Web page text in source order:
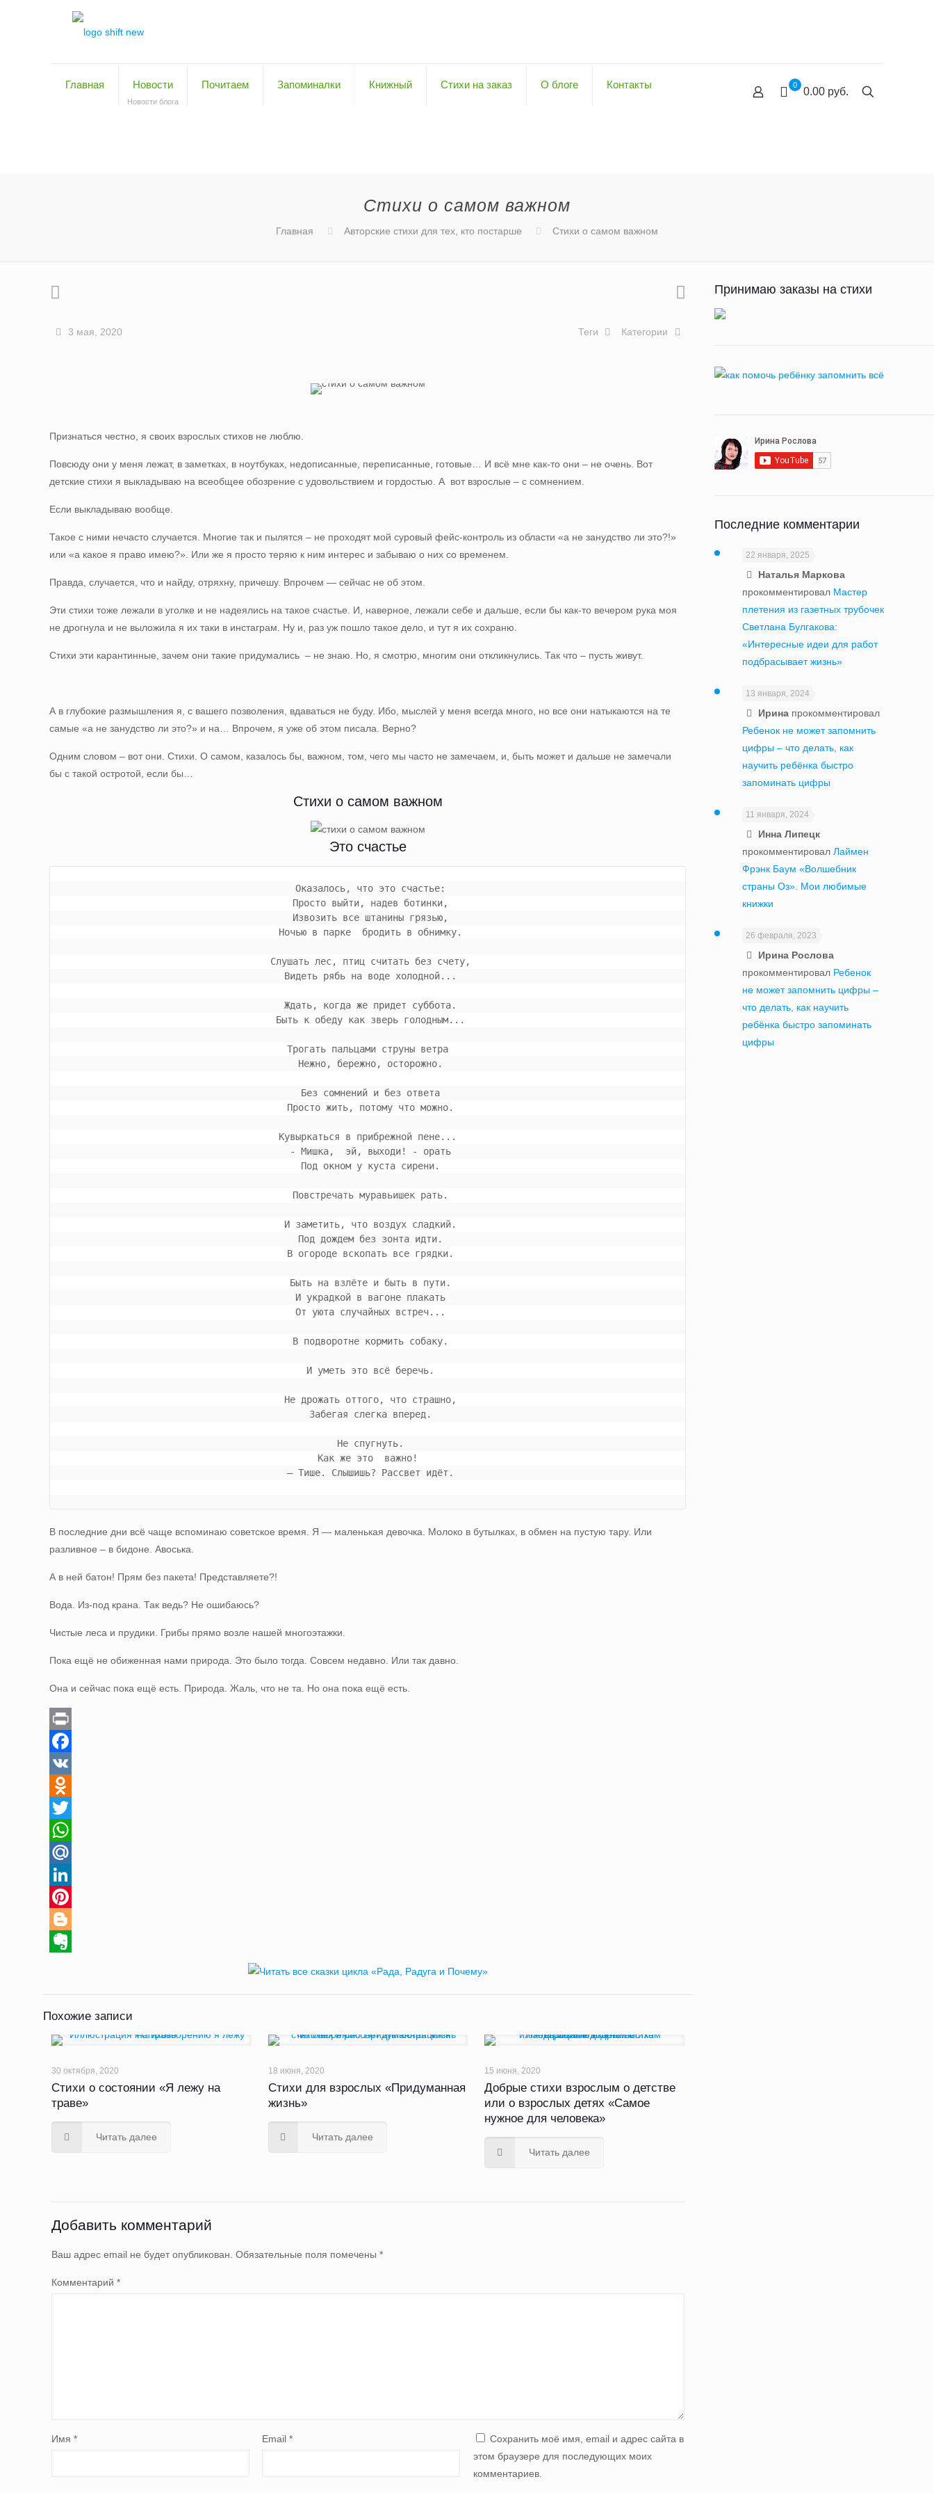
Главная Новости
Новости блога
Почитаем Запоминалки Книжный Стихи на заказ О блоге Контакты 0
0.00 руб.
Стихи о самом важном
Главная Авторские стихи для тех, кто постарше Стихи о самом важном
3 мая, 2020 Категории
Теги
Признаться честно, я своих взрослых стихов не люблю.
Повсюду они у меня лежат, в заметках, в ноутбуках, недописанные, переписанные, готовые… И всё мне как-то они – не очень. Вот
детские стихи я выкладываю на всеобщее обозрение с удовольствием и гордостью. А вот взрослые – с сомнением.
Если выкладываю вообще.
Такое с ними нечасто случается. Многие так и пылятся – не проходят мой суровый фейс-контроль из области «а не занудство ли это?!»
или «а какое я право имею?». Или же я просто теряю к ним интерес и забываю о них со временем.
Правда, случается, что и найду, отряхну, причешу. Впрочем — сейчас не об этом.
Эти стихи тоже лежали в уголке и не надеялись на такое счастье. И, наверное, лежали себе и дальше, если бы как-то вечером рука моя
не дрогнула и не выложила я их таки в инстаграм. Ну и, раз уж пошло такое дело, и тут я их сохраню.
Стихи эти карантинные, зачем они такие придумались – не знаю. Но, я смотрю, многим они откликнулись. Так что – пусть живут.
А в глубокие размышления я, с вашего позволения, вдаваться не буду. Ибо, мыслей у меня всегда много, но все они натыкаются на те
самые «а не занудство ли это?» и на… Впрочем, я уже об этом писала. Верно?
Одним словом – вот они. Стихи. О самом, казалось бы, важном, том, чего мы часто не замечаем, и, быть может и дальше не замечали
бы с такой остротой, если бы…
Стихи о самом важном
Это счастье
Оказалось, что это счастье:
Просто выйти, надев ботинки,
Извозить все штанины грязью,
Ночью в парке  бродить в обнимку.
Слушать лес, птиц считать без счету,
Видеть рябь на воде холодной...
Ждать, когда же придет суббота.
Быть к обеду как зверь голодным...
Трогать пальцами струны ветра
Нежно, бережно, осторожно.
Без сомнений и без ответа
Просто жить, потому что можно.
Кувыркаться в прибрежной пене...
- Мишка,  эй, выходи! - орать
Под окном у куста сирени.
Повстречать муравьишек рать.
И заметить, что воздух сладкий.
Под дождем без зонта идти.
В огороде вскопать все грядки.
Быть на взлёте и быть в пути.
И украдкой в вагоне плакать
От уюта случайных встреч...
В подворотне кормить собаку.
И уметь это всё беречь.
Не дрожать оттого, что страшно,
Забегая слегка вперед.
Не спугнуть.
Как же это  важно!
– Тише. Слышишь? Рассвет идёт.
В последние дни всё чаще вспоминаю советское время. Я — маленькая девочка. Молоко в бутылках, в обмен на пустую тару. Или
разливное – в бидоне. Авоська.
А в ней батон! Прям без пакета! Представляете?!
Вода. Из-под крана. Так ведь? Не ошибаюсь?
Чистые леса и прудики. Грибы прямо возле нашей многоэтажки.
Пока ещё не обиженная нами природа. Это было тогда. Совсем недавно. Или так давно.
Она и сейчас пока ещё есть. Природа. Жаль, что не та. Но она пока ещё есть.
Print
Facebook
VK
Odnoklassniki
Twitter
WhatsApp
Mail.Ru
LinkedIn
Pinterest
Blogger
Похожие записи
30 октября, 2020
Стихи о состоянии «Я лежу на
траве»
Читать далее
18 июня, 2020
Стихи для взрослых «Придуманная
жизнь»
Читать далее
15 июня, 2020
Добрые стихи взрослым о детстве
или о взрослых детях «Самое
нужное для человека»
Читать далее
Добавить комментарий
Ваш адрес email не будет опубликован. Обязательные поля помечены *
Комментарий *
Имя * Email*
Сохранить моё имя, email и адрес сайта в
этом браузере для последующих моих
комментариев.
Принимаю заказы на стихи
Последние комментарии
22 января, 2025
Наталья Маркова
прокомментировал Мастер
плетения из газетных трубочек
Светлана Булгакова:
«Интересные идеи для работ
подбрасывает жизнь»
13 января, 2024
Ирина прокомментировал
Ребенок не может запомнить
цифры – что делать, как
научить ребёнка быстро
запоминать цифры
11 января, 2024
Инна Липецк
прокомментировал Лаймен
Фрэнк Баум «Волшебник
страны Оз». Мои любимые
книжки
26 февраля, 2023
Ирина Рослова
прокомментировал Ребенок
не может запомнить цифры –
что делать, как научить
ребёнка быстро запоминать
цифры